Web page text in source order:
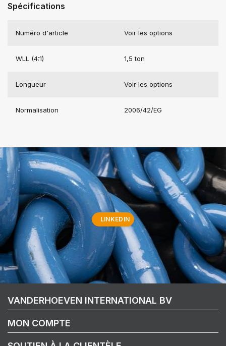
Spécifications
Numéro d'article Voir les options
WLL (4:1) 1,5 ton
Longueur Voir les options
Normalisation 2006/42/EG
LINKEDIN
VANDERHOEVEN INTERNATIONAL BV
MON COMPTE